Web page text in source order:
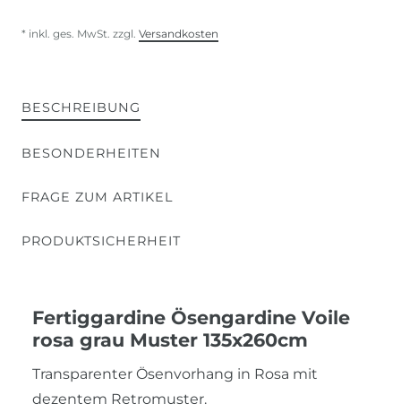
* inkl. ges. MwSt. zzgl. Versandkosten
BESCHREIBUNG
BESONDERHEITEN
FRAGE ZUM ARTIKEL
PRODUKTSICHERHEIT
Fertiggardine Ösengardine Voile
rosa grau Muster 135x260cm
Transparenter Ösenvorhang in Rosa mit
dezentem Retromuster.